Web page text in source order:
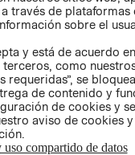
través de plataformas
sobre el
y está de acuerdo
como
se
de contenido y
de cookies y
aviso de cookies
compartido de datos